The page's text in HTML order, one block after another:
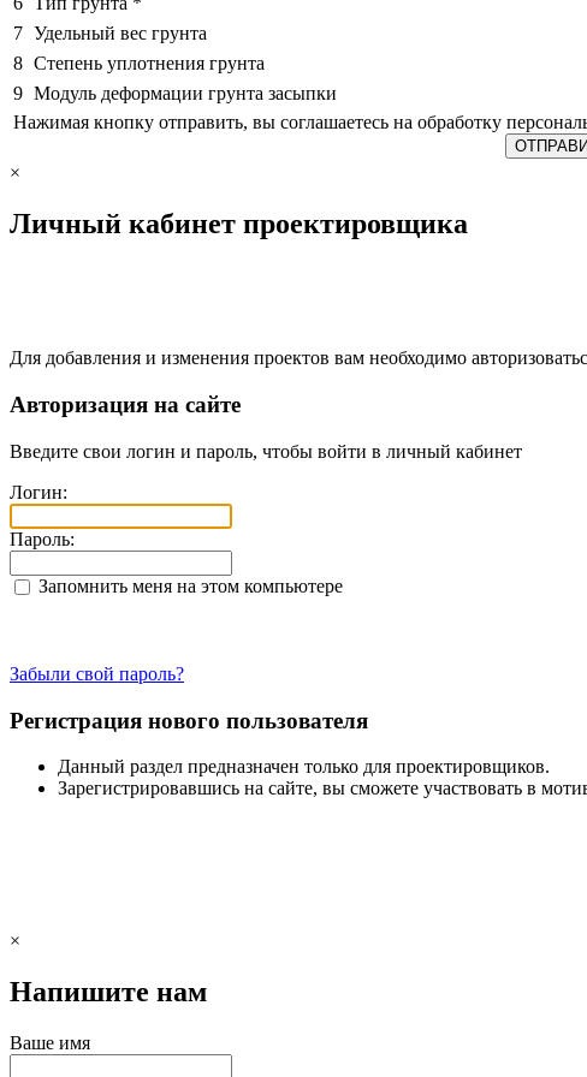
7 Удельный вес грунта
8 Степень уплотнения грунта
9 Модуль деформации грунта засыпки
Нажимая кнопку отправить, вы соглашаетесь на обработку
×
Личный кабинет проектировщика
Для добавления и изменения проектов вам необходимо
Авторизация на сайте
Введите свои логин и пароль, чтобы войти в личный кабинет
Логин:
Пароль:
Запомнить меня на этом компьютере
Забыли свой пароль?
Регистрация нового пользователя
Данный раздел предназначен только для проектировщиков.
Зарегистрировавшись на сайте, вы сможете участвовать в
×
Напишите нам
Ваше имя